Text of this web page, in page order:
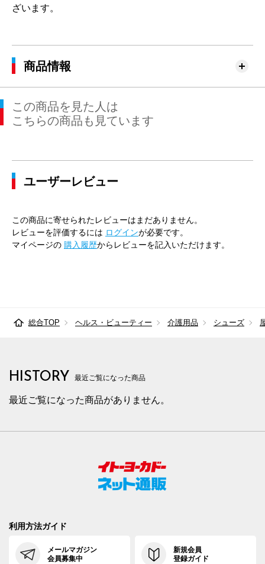
ざいます。
商品情報
この商品を見た人は
こちらの商品も見ています
ユーザーレビュー
この商品に寄せられたレビューはまだありません。
レビューを評価するには ログインが必要です。
マイページの 購入履歴からレビューを記入いただけます。
総合TOP ヘルス・ビューティー 介護用品 シューズ
HISTORY 最近ご覧になった商品
最近ご覧になった商品がありません。
利用方法ガイド
メールマガジン
会員募集中
新規会員
登録ガイド